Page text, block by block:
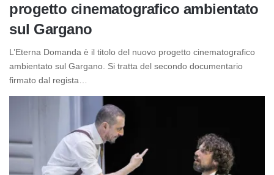
progetto cinematografico ambientato
sul Gargano
L’Eterna Domanda è il titolo del nuovo progetto cinematografico
ambientato sul Gargano. Si tratta del secondo documentario
firmato dal regista…